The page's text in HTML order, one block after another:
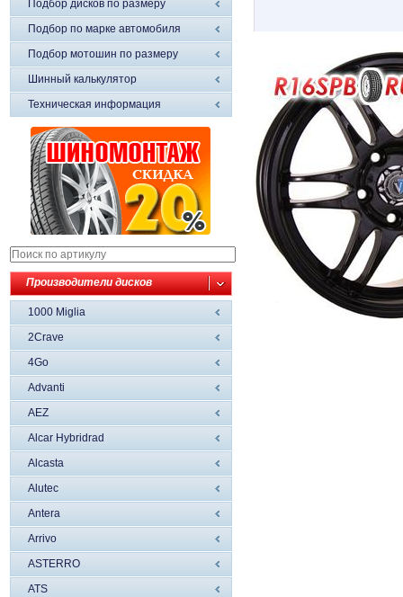
Подбор дисков по размеру
Подбор по марке автомобиля
Подбор мотошин по размеру
Шинный калькулятор
Техническая информация
Производители дисков
1000 Miglia
2Crave
4Go
Advanti
AEZ
Alcar Hybridrad
Alcasta
Alutec
Antera
Arrivo
ASTERRO
ATS